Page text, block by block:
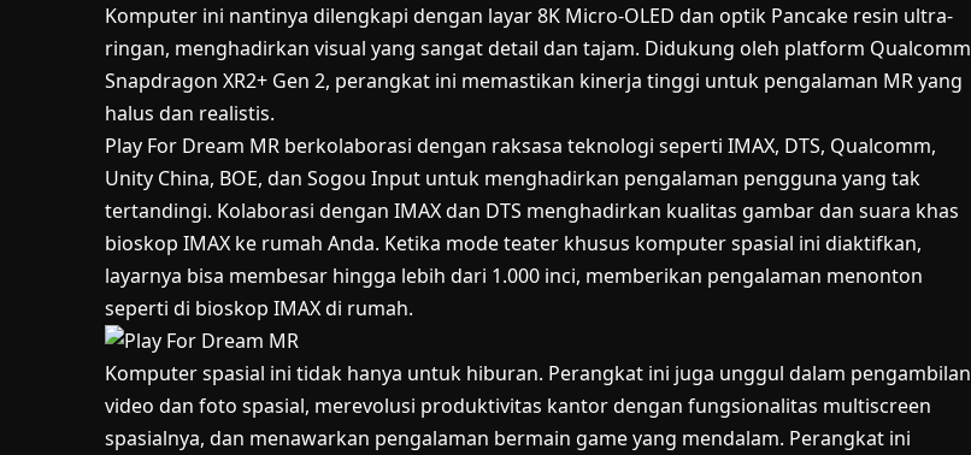
Komputer ini nantinya dilengkapi dengan layar 8K Micro-OLED dan optik Pancake resin ultra-
ringan, menghadirkan visual yang sangat detail dan tajam. Didukung oleh platform Qualcomm
Snapdragon XR2+ Gen 2, perangkat ini memastikan kinerja tinggi untuk pengalaman MR yang
halus dan realistis.
Play For Dream MR berkolaborasi dengan raksasa teknologi seperti IMAX, DTS, Qualcomm,
Unity China, BOE, dan Sogou Input untuk menghadirkan pengalaman pengguna yang tak
tertandingi. Kolaborasi dengan IMAX dan DTS menghadirkan kualitas gambar dan suara khas
bioskop IMAX ke rumah Anda. Ketika mode teater khusus komputer spasial ini diaktifkan,
layarnya bisa membesar hingga lebih dari 1.000 inci, memberikan pengalaman menonton
seperti di bioskop IMAX di rumah.
Komputer spasial ini tidak hanya untuk hiburan. Perangkat ini juga unggul dalam pengambilan
video dan foto spasial, merevolusi produktivitas kantor dengan fungsionalitas multiscreen
spasialnya, dan menawarkan pengalaman bermain game yang mendalam. Perangkat ini